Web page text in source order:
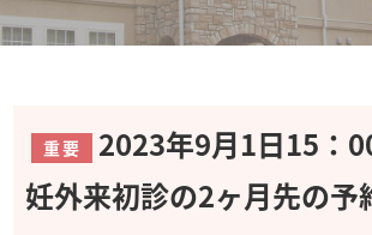
重要
2023年9月1日15：
妊外来初診の2ヶ月先の